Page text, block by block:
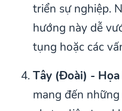
triển sự nghiệp.
hướng này dễ
tụng hoặc các
Tây (Đoài) - Họa
mang đến